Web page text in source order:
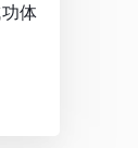
体